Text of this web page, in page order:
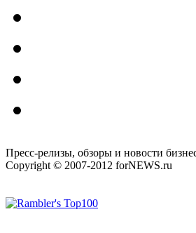
Пресс-релизы, обзоры и новости
Copyright © 2007-2012 forNEWS.ru